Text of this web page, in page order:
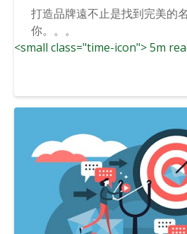
打造品牌遠不止是找到完美的
你。。。
<small class="time-icon"> 5m